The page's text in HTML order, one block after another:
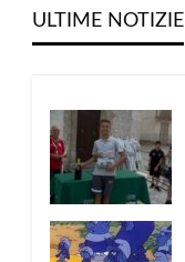
ULTIME NOTIZIE